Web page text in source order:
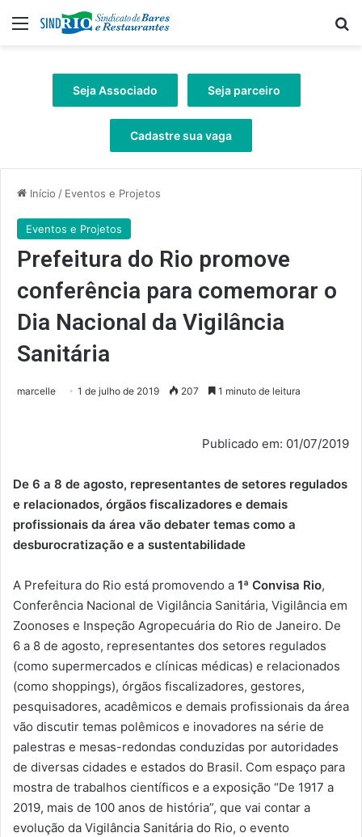
Menu
Seja Associado Seja parceiro
Cadastre sua vaga
Início / Eventos e Projetos
Eventos e Projetos
Prefeitura do Rio promove
conferência para comemorar o
Dia Nacional da Vigilância
Sanitária
marcelle 1 de julho de 2019 207 1 minuto de leitura
Publicado em: 01/07/2019
De 6 a 8 de agosto, representantes de setores regulados
e relacionados, órgãos fiscalizadores e demais
profissionais da área vão debater temas como a
desburocratização e a sustentabilidade
A Prefeitura do Rio está promovendo a 1ª Convisa Rio,
Conferência Nacional de Vigilância Sanitária, Vigilância em
Zoonoses e Inspeção Agropecuária do Rio de Janeiro. De
6 a 8 de agosto, representantes dos setores regulados
(como supermercados e clínicas médicas) e relacionados
(como shoppings), órgãos fiscalizadores, gestores,
pesquisadores, acadêmicos e demais profissionais da área
vão discutir temas polêmicos e inovadores na série de
palestras e mesas-redondas conduzidas por autoridades
de diversas cidades e estados do Brasil. Com espaço para
mostra de trabalhos científicos e a exposição “De 1917 a
2019, mais de 100 anos de história”, que vai contar a
evolução da Vigilância Sanitária do Rio, o evento